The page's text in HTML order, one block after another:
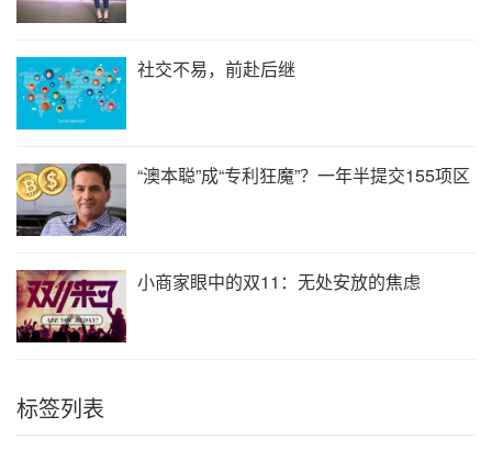
社交不易，前赴后继
“澳本聪”成“专利狂魔”？一年半提交155项区
小商家眼中的双11：无处安放的焦虑
标签列表